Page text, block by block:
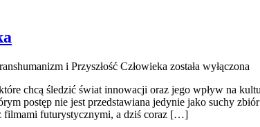
i Przyszłość Człowieka została wyłączona
chcą śledzić świat innowacji oraz jego wpływ na
postęp nie jest przedstawiana jedynie jako suchy
filmami futurystycznymi, a dziś coraz […]